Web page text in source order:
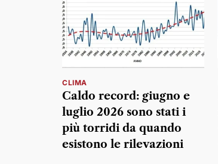
CLIMA
Caldo record: giugno e
luglio 2026 sono stati i
più torridi da quando
esistono le rilevazioni